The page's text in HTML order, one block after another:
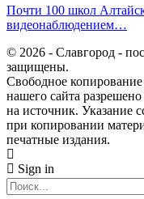
Почти 100 школ
видеонаблюдением…
© 2026 - Славгород -
защищены.
Свободное
нашего сайта
на источник. Указание
при копировании
печатные издания.
Sign in